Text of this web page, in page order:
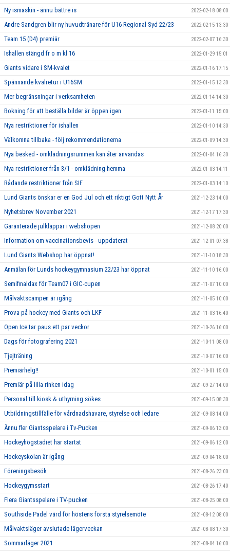
Ny ismaskin - ännu bättre is 2022-02-18 08:00
Andre Sandgren blir ny huvudtränare för U16 Regional Syd 22/23 2022-02-15 13:30
Team 15 (D4) premiär 2022-02-07 16:30
Ishallen stängd fr o m kl 16 2022-01-29 15:01
Giants vidare i SM-kvalet 2022-01-16 17:15
Spännande kvalretur i U16SM 2022-01-15 13:30
Mer begränsningar i verksamheten 2022-01-14 14:30
Bokning för att beställa bilder är öppen igen 2022-01-11 15:00
Nya restriktioner för ishallen 2022-01-10 14:30
Välkomna tillbaka - följ rekommendationerna 2022-01-09 14:30
Nya besked - omklädningsrummen kan åter användas 2022-01-04 16:30
Nya restriktioner från 3/1 - omklädning hemma 2022-01-03 14:11
Rådande restriktioner från SIF 2022-01-03 14:10
Lund Giants önskar er en God Jul och ett riktigt Gott Nytt År 2021-12-23 14:00
Nyhetsbrev November 2021 2021-12-17 17:30
Garanterade julklappar i webshopen 2021-12-08 20:00
Information om vaccinationsbevis - uppdaterat 2021-12-01 07:38
Lund Giants Webshop har öppnat! 2021-11-10 18:30
Anmälan för Lunds hockeygymnasium 22/23 har öppnat 2021-11-10 16:00
Semifinaldax för Team07 i GIC-cupen 2021-11-07 10:00
Målvaktscampen är igång 2021-11-05 10:00
Prova på hockey med Giants och LKF 2021-11-03 16:40
Open Ice tar paus ett par veckor 2021-10-26 16:00
Dags för fotografering 2021 2021-10-11 08:00
Tjejträning 2021-10-07 16:00
Premiärhelg!! 2021-10-01 15:00
Premiär på lilla rinken idag 2021-09-27 14:00
Personal till kiosk & uthyrning sökes 2021-09-15 08:30
Utbildningstillfälle för vårdnadshavare, styrelse och ledare 2021-09-08 14:00
Ännu fler Giantsspelare i Tv-Pucken 2021-09-06 13:00
Hockeyhögstadiet har startat 2021-09-06 12:00
Hockeyskolan är igång 2021-09-04 18:00
Föreningsbesök 2021-08-26 23:00
Hockeygymsstart 2021-08-26 17:40
Flera Giantsspelare i TV-pucken 2021-08-25 08:00
Southside Padel värd för höstens första styrelsemöte 2021-08-12 08:00
Målvaktsläger avslutade lägerveckan 2021-08-08 17:30
Sommarläger 2021 2021-08-04 16:00